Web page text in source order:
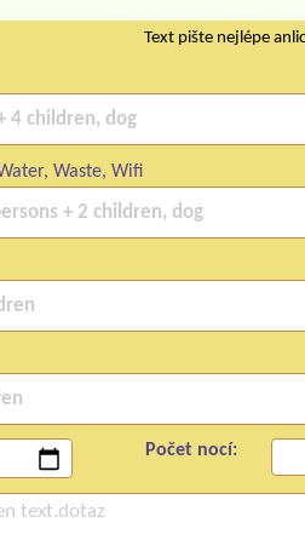
Text pište nejlépe
Waste, Wifi
Počet nocí: